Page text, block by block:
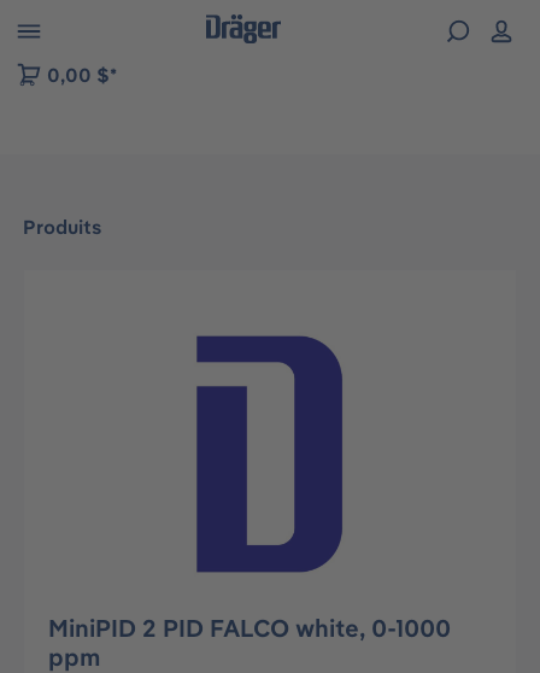
to B2B platform navigation
0,00 $*
Produits
Ignorer la galerie d'images
MiniPID 2 PID FALCO white, 0-1000
ppm